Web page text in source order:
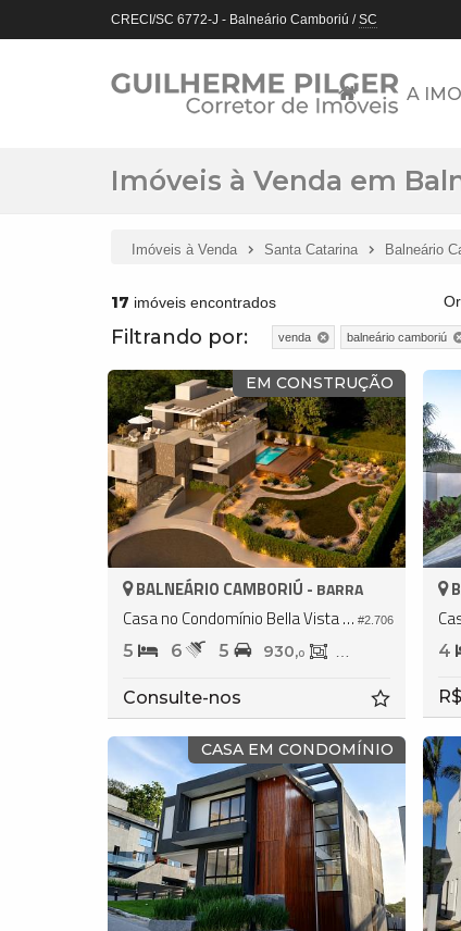
CRECI/SC 6772-J - Balneário Camboriú /SC
A
Imóveis à Venda em
Imóveis à Venda Santa Catarina Balneário
17 imóveis encontrados
Filtrando por: venda balneário camboriú
EM CONSTRUÇÃO
#2.706
BALNEÁRIO CAMBORIÚ - BARRA
Casa no Condomínio Bella Vista Residence Club
5 6 5 930,0 840,
Consulte-nos
4
CASA EM CONDOMÍNIO